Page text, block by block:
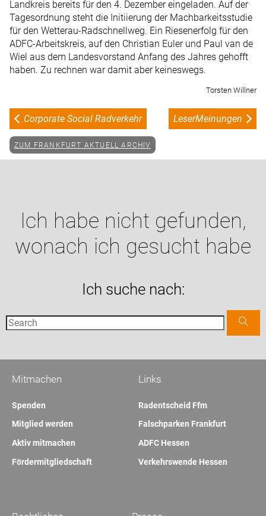
Landkreis bereits für den 4. Dezember eingeladen. Auf der
Tagesordnung steht die Initiierung der Machbarkeitsstudie
für den Wetterau-Radschnellweg. Ein Riesenerfolg für den
ADFC-Arbeitskreis, auf den Christian Euler und Paul van de
Wiel aus dem Landesvorstand Anfang des Jahres gehofft
haben. Zu rechnen war damit aber keineswegs.
Torsten Willner
Corporate Social Radverkehr LeserMeinungen
ZUM FRANKFURT AKTUELL ARCHIV
Ich habe nicht gefunden,
wonach ich gesucht habe
Ich suche nach:
Links
Radentscheid Ffm
Falschparken Frankfurt
ADFC Hessen
Verkehrswende Hessen
Mitmachen
Spenden
Mitglied werden
Aktiv mitmachen
Fördermitgliedschaft